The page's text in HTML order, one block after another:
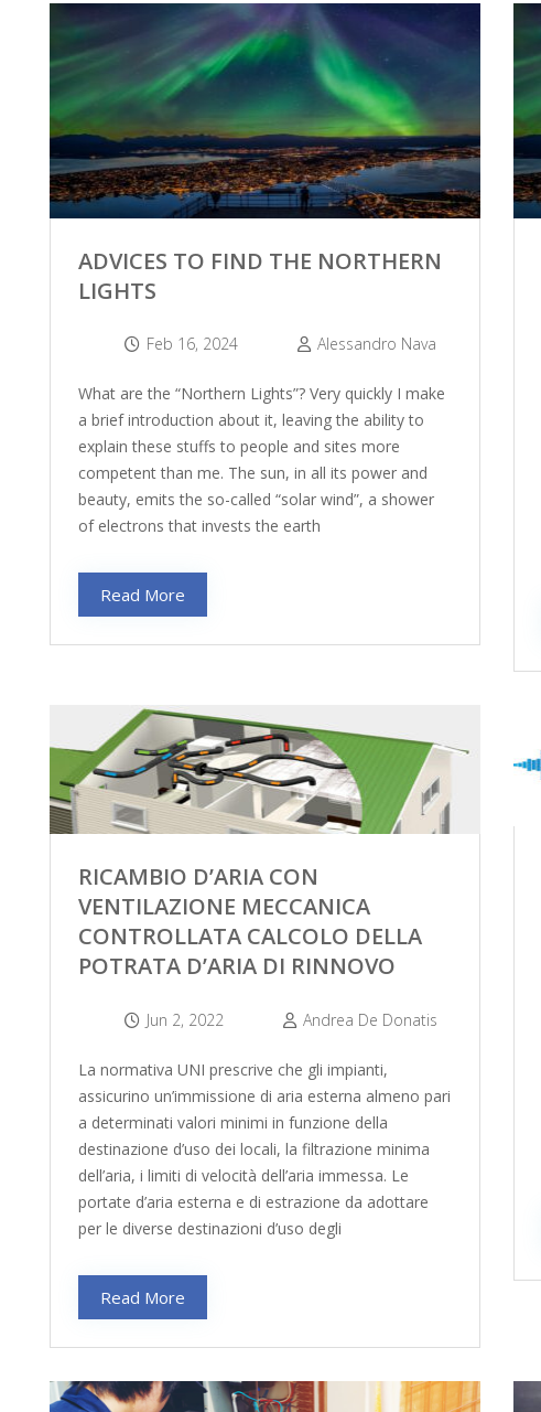
ADVICES TO FIND THE NORTHERN
LIGHTS
Feb 16, 2024 Alessandro Nava
What are the “Northern Lights”? Very quickly I make
a brief introduction about it, leaving the ability to
explain these stuffs to people and sites more
competent than me. The sun, in all its power and
beauty, emits the so-called “solar wind”, a shower
of electrons that invests the earth
Read More
RICAMBIO D’ARIA CON
VENTILAZIONE MECCANICA
CONTROLLATA CALCOLO DELLA
POTRATA D’ARIA DI RINNOVO
Jun 2, 2022 Andrea De Donatis
La normativa UNI prescrive che gli impianti,
assicurino un’immissione di aria esterna almeno pari
a determinati valori minimi in funzione della
destinazione d’uso dei locali, la filtrazione minima
dell’aria, i limiti di velocità dell’aria immessa. Le
portate d’aria esterna e di estrazione da adottare
per le diverse destinazioni d’uso degli
Read More